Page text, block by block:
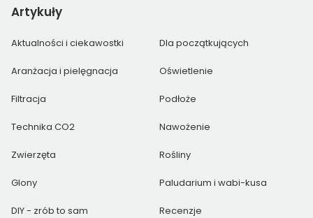
Artykuły
Aktualności i ciekawostki Dla początkujących
Aranżacja i pielęgnacja Oświetlenie
Filtracja Podłoże
Technika CO2 Nawożenie
Zwierzęta Rośliny
Glony Paludarium i wabi-kusa
DIY - zrób to sam Recenzje